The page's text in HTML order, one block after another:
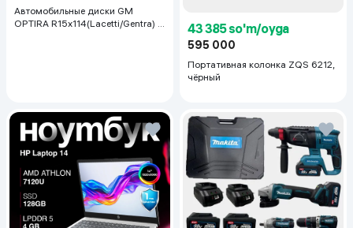
Автомобильные диски GM
OPTIRA R15x114(Lacetti/Gentra) 1
43 385 so'm/oyga
595 000
Портативная колонка ZQS 6212,
чёрный